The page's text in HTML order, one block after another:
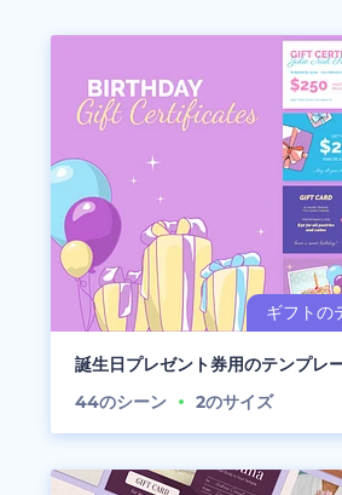
誕生日プレゼント券用のテンプレ
44のシーン 2のサイズ